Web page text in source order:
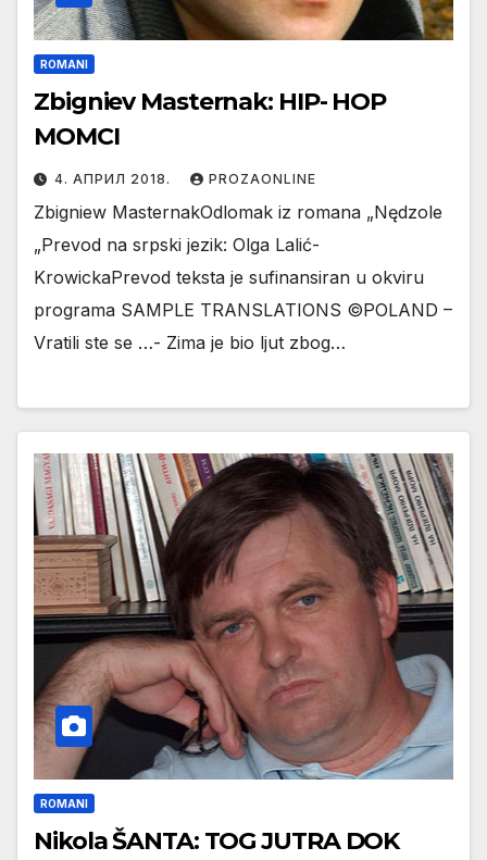
ROMANI
Zbigniev Masternak: HIP- HOP
MOMCI
4. АПРИЛ 2018. PROZAONLINE
Zbigniew MasternakOdlomak iz romana „Nędzole
„Prevod na srpski jezik: Olga Lalić-
KrowickaPrevod teksta je sufinansiran u okviru
programa SAMPLE TRANSLATIONS ©POLAND –
Vratili ste se …- Zima je bio ljut zbog…
ROMANI
Nikola ŠANTA: TOG JUTRA DOK